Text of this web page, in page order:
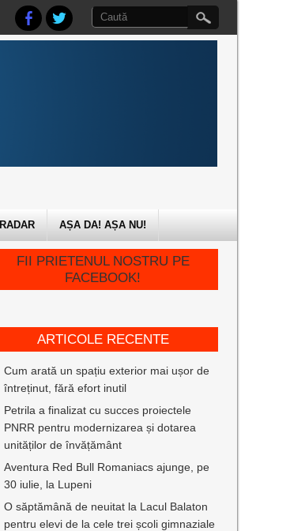
RADAR AȘA DA! AȘA NU!
FII PRIETENUL NOSTRU PE
FACEBOOK!
ARTICOLE RECENTE
Cum arată un spațiu exterior mai ușor de
întreținut, fără efort inutil
Petrila a finalizat cu succes proiectele
PNRR pentru modernizarea și dotarea
unităților de învățământ
Aventura Red Bull Romaniacs ajunge, pe
30 iulie, la Lupeni
O săptămână de neuitat la Lacul Balaton
pentru elevi de la cele trei școli gimnaziale